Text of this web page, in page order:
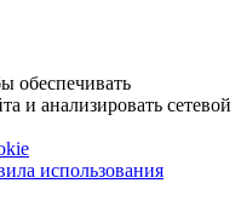
обеспечивать
и анализировать сетевой
использования